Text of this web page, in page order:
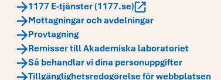
1177 E-tjänster (1177.se)
Mottagningar och avdelningar
Provtagning
Remisser till Akademiska laboratoriet
Så behandlar vi dina personuppgifter
Tillgänglighetsredogörelse för webbplatsen